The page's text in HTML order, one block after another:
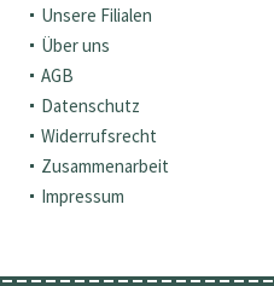
Unsere Filialen
Über uns
AGB
Datenschutz
Widerrufsrecht
Zusammenarbeit
Impressum